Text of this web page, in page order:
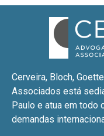
Cerveira, Bloch,
Associados está
Paulo e atua em todo
demandas